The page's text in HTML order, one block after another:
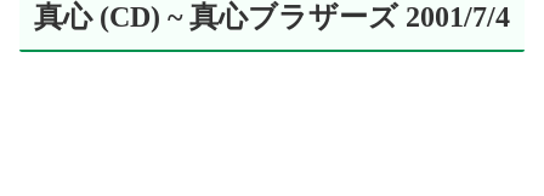
真心 (CD) ~ 真心ブラザーズ 2001/7/4